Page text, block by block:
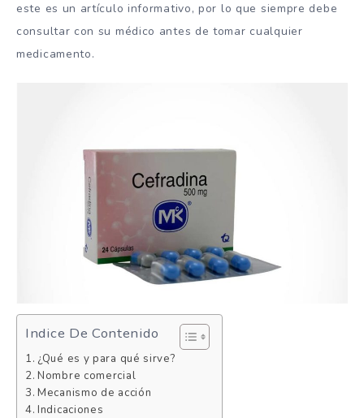
este es un artículo informativo, por lo que siempre debe
consultar con su médico antes de tomar cualquier
medicamento.
Indice De Contenido
¿Qué es y para qué sirve?
Nombre comercial
Mecanismo de acción
Indicaciones